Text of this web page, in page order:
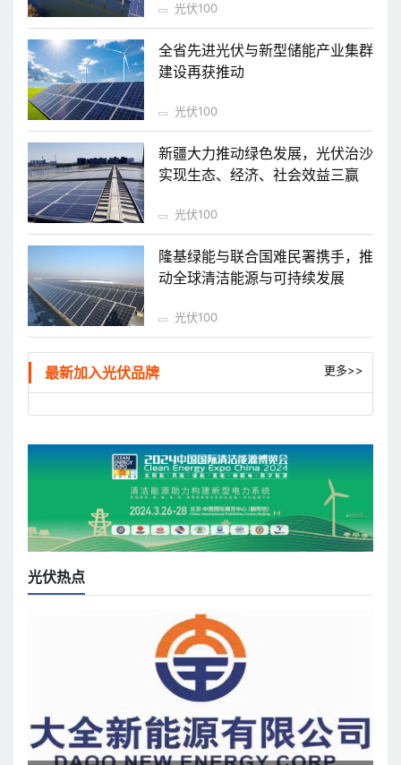
光伏100
全省先进光伏与新型储能产业集群
建设再获推动
光伏100
新疆大力推动绿色发展，光伏治沙
实现生态、经济、社会效益三赢
光伏100
隆基绿能与联合国难民署携手，推
动全球清洁能源与可持续发展
光伏100
最新加入光伏品牌 更多>>
光伏热点